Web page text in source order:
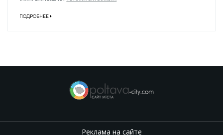
ПОДРОБНЕЕ
Реклама на сайте